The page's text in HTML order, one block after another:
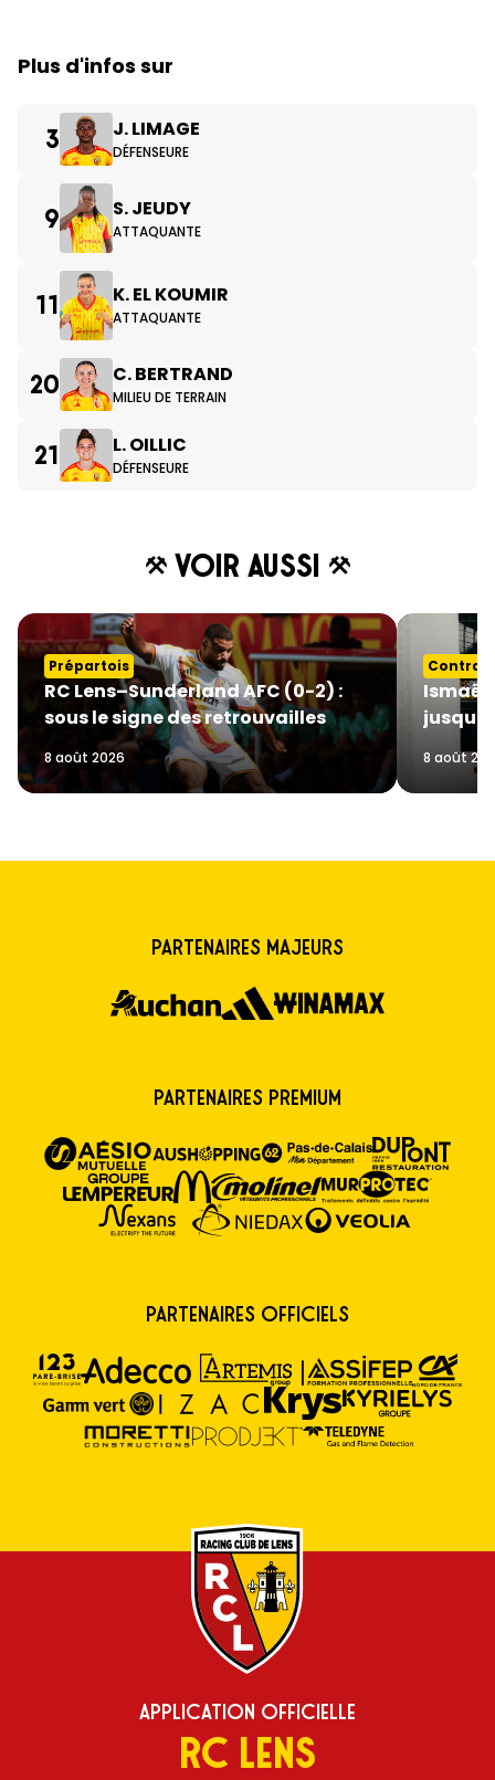
Plus d'infos sur
3 J. LIMAGE
DÉFENSEURE
9 S. JEUDY
ATTAQUANTE
11 K. EL KOUMIR
ATTAQUANTE
20 C. BERTRAND
MILIEU DE TERRAIN
21 L. OILLIC
DÉFENSEURE
Voir aussi
Prépartois
RC Lens–Sunderland AFC (0-2) :
sous le signe des retrouvailles
8 août 2026
Contrat
8 août
Partenaires majeurs
Partenaires premium
Partenaires Officiels
Application Officielle
RC Lens